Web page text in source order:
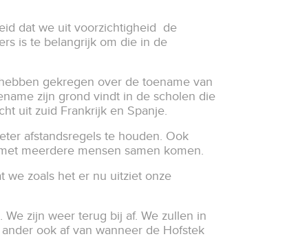
dat we uit voorzichtigheid de
is te belangrijk om die in de
gekregen over de toename van
zijn grond vindt in de scholen die
uit zuid Frankrijk en Spanje.
afstandsregels te houden. Ook
meerdere mensen samen komen.
we zoals het er nu uitziet onze
zijn weer terug bij af. We zullen in
ook af van wanneer de Hofstek